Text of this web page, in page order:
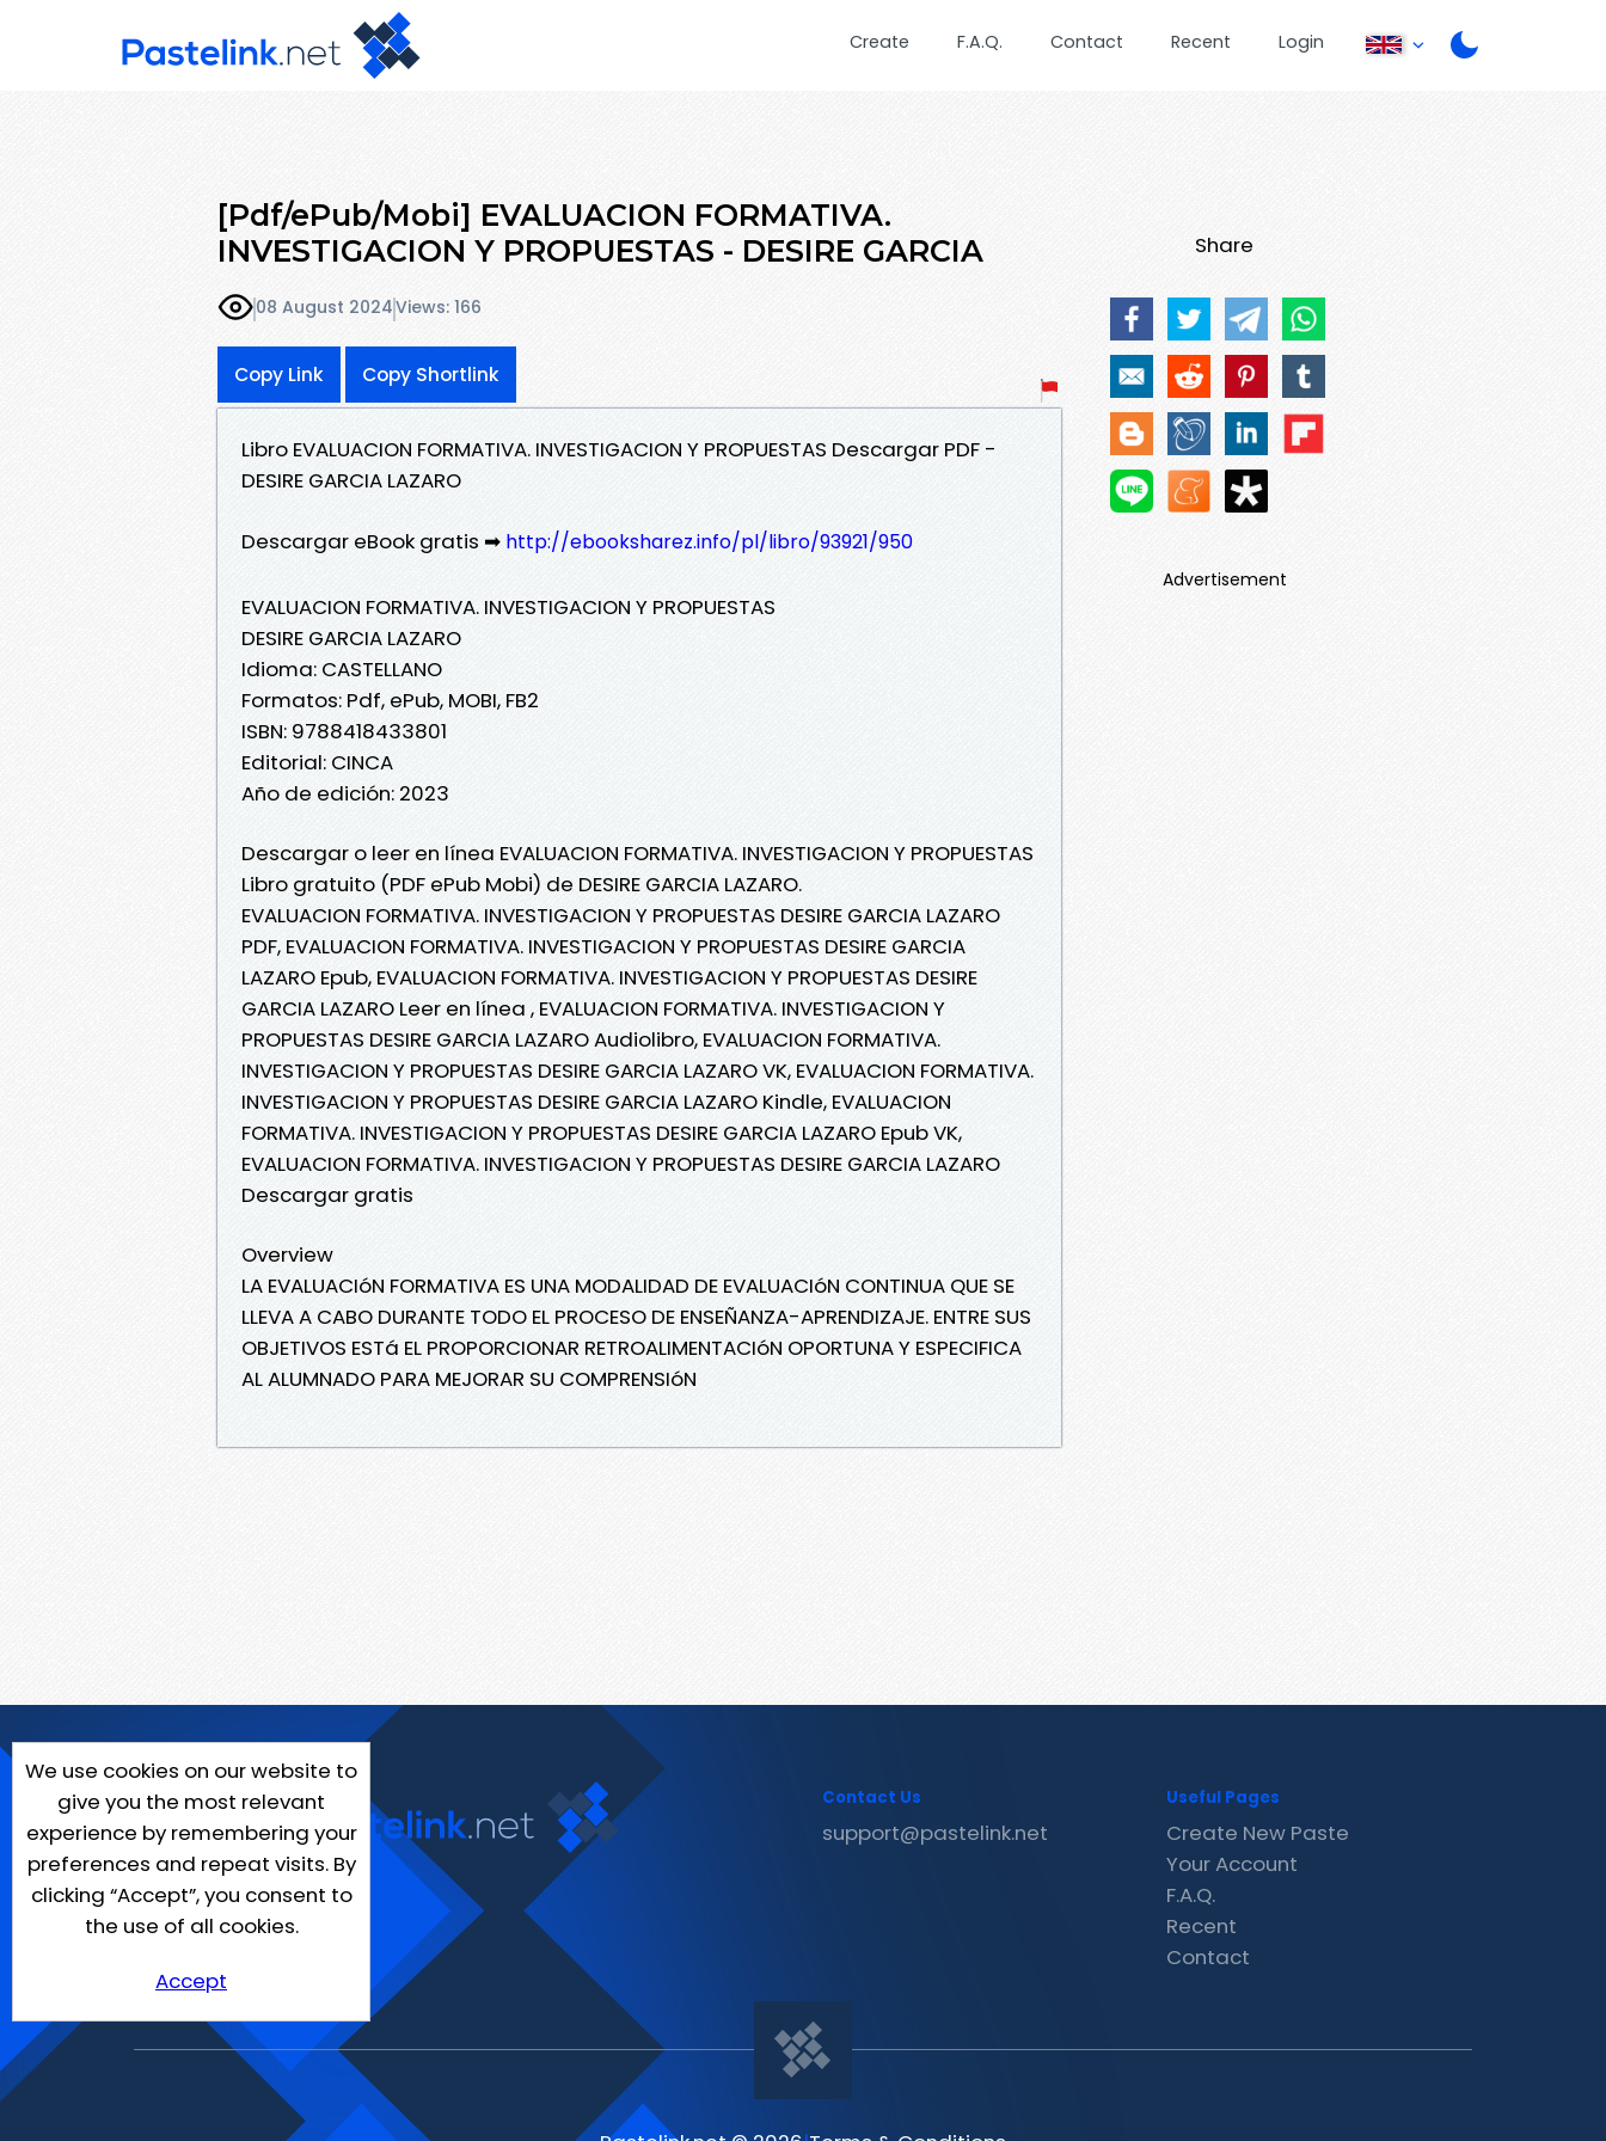
Create F.A.Q. Contact Recent Login
[Pdf/ePub/Mobi] EVALUACION FORMATIVA.
INVESTIGACION Y PROPUESTAS - DESIRE GARCIA
08 August 2024Views: 166
Copy Link Copy Shortlink
Libro EVALUACION FORMATIVA. INVESTIGACION Y PROPUESTAS Descargar PDF -
DESIRE GARCIA LAZARO
Descargar eBook gratis ➡ http://ebooksharez.info/pl/libro/93921/950
EVALUACION FORMATIVA. INVESTIGACION Y PROPUESTAS
DESIRE GARCIA LAZARO
Idioma: CASTELLANO
Formatos: Pdf, ePub, MOBI, FB2
ISBN: 9788418433801
Editorial: CINCA
Año de edición: 2023
Descargar o leer en línea EVALUACION FORMATIVA. INVESTIGACION Y PROPUESTAS
Libro gratuito (PDF ePub Mobi) de DESIRE GARCIA LAZARO.
EVALUACION FORMATIVA. INVESTIGACION Y PROPUESTAS DESIRE GARCIA LAZARO
PDF, EVALUACION FORMATIVA. INVESTIGACION Y PROPUESTAS DESIRE GARCIA
LAZARO Epub, EVALUACION FORMATIVA. INVESTIGACION Y PROPUESTAS DESIRE
GARCIA LAZARO Leer en línea , EVALUACION FORMATIVA. INVESTIGACION Y
PROPUESTAS DESIRE GARCIA LAZARO Audiolibro, EVALUACION FORMATIVA.
INVESTIGACION Y PROPUESTAS DESIRE GARCIA LAZARO VK, EVALUACION FORMATIVA.
INVESTIGACION Y PROPUESTAS DESIRE GARCIA LAZARO Kindle, EVALUACION
FORMATIVA. INVESTIGACION Y PROPUESTAS DESIRE GARCIA LAZARO Epub VK,
EVALUACION FORMATIVA. INVESTIGACION Y PROPUESTAS DESIRE GARCIA LAZARO
Descargar gratis
Overview
LA EVALUACIóN FORMATIVA ES UNA MODALIDAD DE EVALUACIóN CONTINUA QUE SE
LLEVA A CABO DURANTE TODO EL PROCESO DE ENSEÑANZA-APRENDIZAJE. ENTRE SUS
OBJETIVOS ESTá EL PROPORCIONAR RETROALIMENTACIóN OPORTUNA Y ESPECIFICA
AL ALUMNADO PARA MEJORAR SU COMPRENSIóN
Share
Advertisement
We use cookies on our website to
give you the most relevant
experience by remembering your
preferences and repeat visits. By
clicking “Accept”, you consent to
the use of all cookies.
Accept
Contact Us
support@pastelink.net
Useful Pages
Create New Paste
Your Account
F.A.Q.
Recent
Contact